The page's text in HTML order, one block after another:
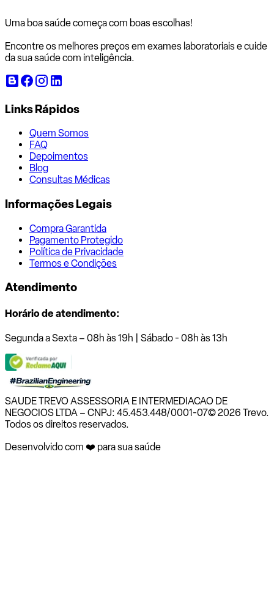
Uma boa saúde começa com boas escolhas!
Encontre os melhores preços em exames laboratoriais e cuide
da sua saúde com inteligência.
Links Rápidos
Quem Somos
FAQ
Depoimentos
Blog
Consultas Médicas
Informações Legais
Compra Garantida
Pagamento Protegido
Política de Privacidade
Termos e Condições
Atendimento
Horário de atendimento:
Segunda a Sexta – 08h às 19h | Sábado - 08h às 13h
SAUDE TREVO ASSESSORIA E INTERMEDIACAO DE
NEGOCIOS LTDA – CNPJ: 45.453.448/0001-07© 2026 Trevo.
Todos os direitos reservados.
Desenvolvido com ❤️ para sua saúde